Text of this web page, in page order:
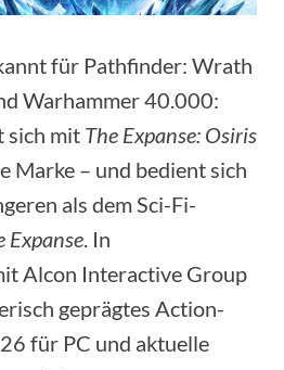
für Pathfinder: Wrath
Warhammer 40.000:
sich mit The Expanse: Osiris
Marke – und bedient sich
als dem Sci-Fi-
Expanse. In
Alcon Interactive Group
geprägtes Action-
für PC und aktuelle